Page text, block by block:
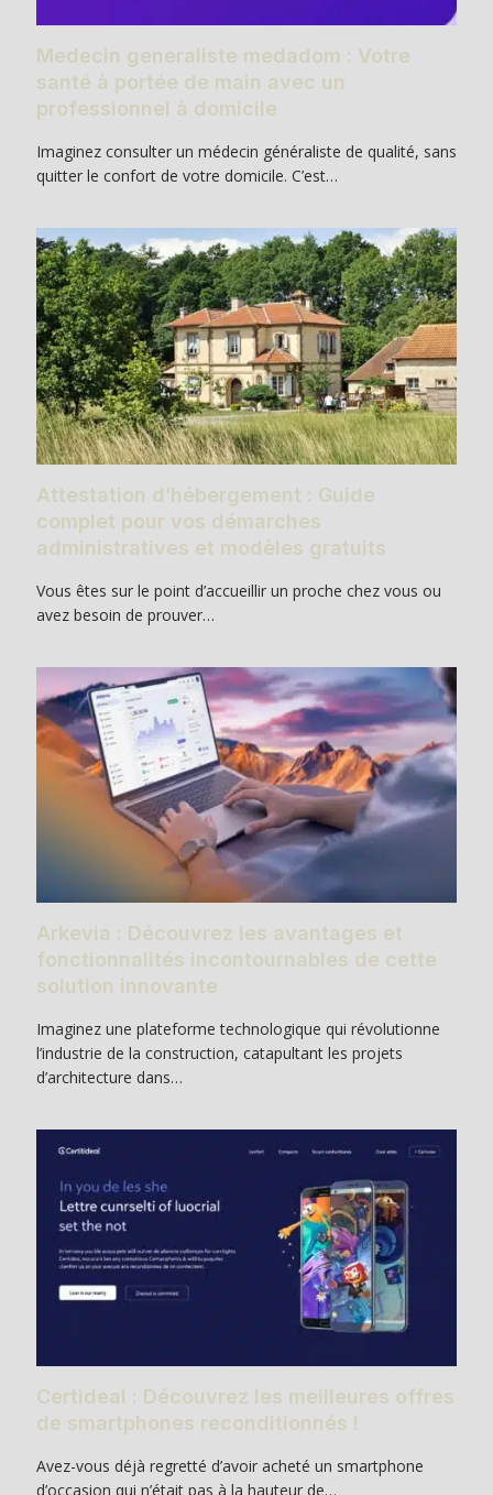
Medecin generaliste medadom : Votre
santé à portée de main avec un
professionnel à domicile
Imaginez consulter un médecin généraliste de qualité, sans
quitter le confort de votre domicile. C’est…
Attestation d’hébergement : Guide
complet pour vos démarches
administratives et modèles gratuits
Vous êtes sur le point d’accueillir un proche chez vous ou
avez besoin de prouver…
Arkevia : Découvrez les avantages et
fonctionnalités incontournables de cette
solution innovante
Imaginez une plateforme technologique qui révolutionne
l’industrie de la construction, catapultant les projets
d’architecture dans…
Certideal : Découvrez les meilleures offres
de smartphones reconditionnés !
Avez-vous déjà regretté d’avoir acheté un smartphone
d’occasion qui n’était pas à la hauteur de…